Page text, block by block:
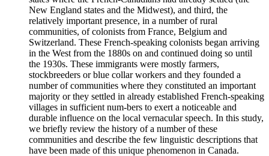
New England states and the Midwest), and third, the
relatively important presence, in a number of rural
communities, of colonists from France, Belgium and
Switzerland. These French-speaking colonists began arriving
in the West from the 1880s on and continued doing so until
the 1930s. These immigrants were mostly farmers,
stockbreeders or blue collar workers and they founded a
number of communities where they constituted an important
majority or they settled in already established French-speaking
villages in sufficient num-bers to exert a noticeable and
durable influence on the local vernacular speech. In this study,
we briefly review the history of a number of these
communities and describe the few linguistic descriptions that
have been made of this unique phenomenon in Canada.